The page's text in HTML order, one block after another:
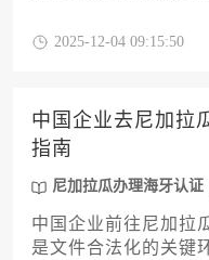
最新政策变化，助力
2025-12-04 09:15:50
中国企业去尼加拉
指南
尼加拉瓜办理海牙认证
中国企业前往尼加拉
是文件合法化的关键